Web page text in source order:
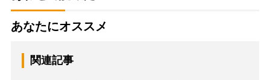
あなたにオススメ
関連記事